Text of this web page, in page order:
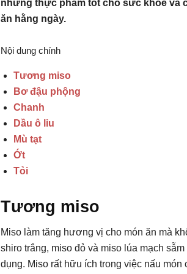
những thực phẩm tốt cho sức khỏe và
ăn hằng ngày.
Nội dung chính
Tương miso
Bơ đậu phộng
Chanh
Dầu ô liu
Mù tạt
Ớt
Tỏi
Tương miso
Miso làm tăng hương vị cho món ăn mà
shiro trắng, miso đỏ và miso lúa mạch
dụng. Miso rất hữu ích trong việc nấu